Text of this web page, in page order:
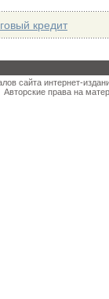
кредит
сайта интернет-
Авторские права на